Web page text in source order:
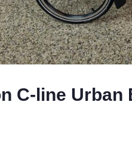
C-line Urban